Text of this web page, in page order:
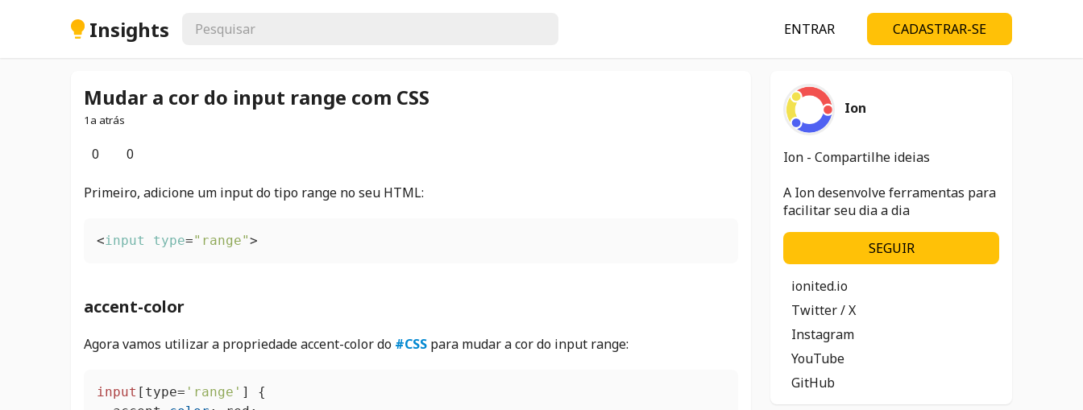
Insights ENTRAR CADASTRAR-SE
Mudar a cor do input range com CSS
1a atrás
0 0
Primeiro, adicione um input do tipo range no seu HTML:
<input type="range">
accent-color
Agora vamos utilizar a propriedade accent-color do #CSS para mudar a cor do input range:
input [type= 'range' ]
{
Ion
Ion - Compartilhe ideias
A Ion desenvolve ferramentas para
facilitar seu dia a dia
SEGUIR
ionited.io
Twitter / X
Instagram
YouTube
GitHub